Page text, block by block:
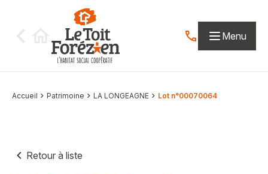
Contactez-nous
Menu
Accueil Patrimoine LA LONGEAGNE Lot n°00070064
Retour à liste